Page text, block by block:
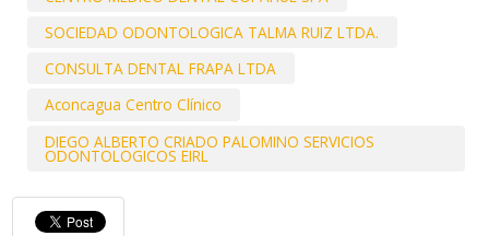
SOCIEDAD ODONTOLOGICA TALMA RUIZ LTDA.
CONSULTA DENTAL FRAPA LTDA
Aconcagua Centro Clínico
DIEGO ALBERTO CRIADO PALOMINO SERVICIOS
ODONTOLOGICOS EIRL